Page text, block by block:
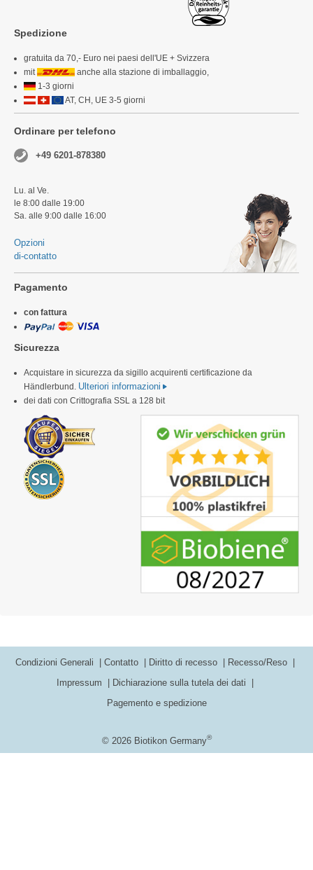
Spedizione
gratuita da 70,- Euro nei paesi dell'UE + Svizzera
mit
anche alla stazione di imballaggio,
1-3 giorni
AT, CH, UE 3-5 giorni
Ordinare per telefono
+49 6201-878380
Lu. al Ve.
le 8:00 dalle 19:00
Sa. alle 9:00 dalle 16:00
Opzioni
di-contatto
Pagamento
con fattura
Sicurezza
Acquistare in sicurezza da sigillo acquirenti certificazione da
Händlerbund. Ulteriori informazioni
dei dati con Crittografia SSL a 128 bit
© 2026 Biotikon Germany®
Condizioni Generali Contatto Diritto di recesso
Recesso/Reso
Impressum
Dichiarazione sulla tutela dei dati
Pagemento e spedizione